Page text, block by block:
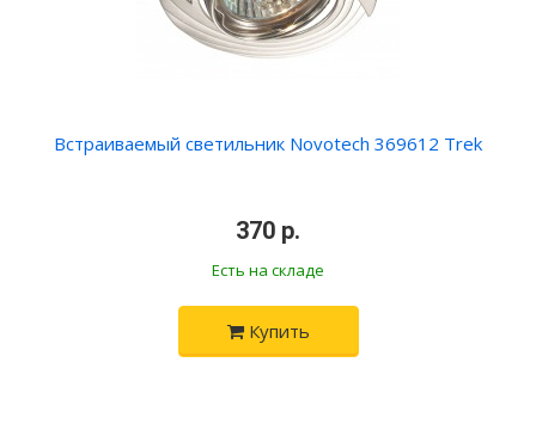
Встраиваемый светильник Novotech 369612 Trek
370 р.
Есть на складе
Купить